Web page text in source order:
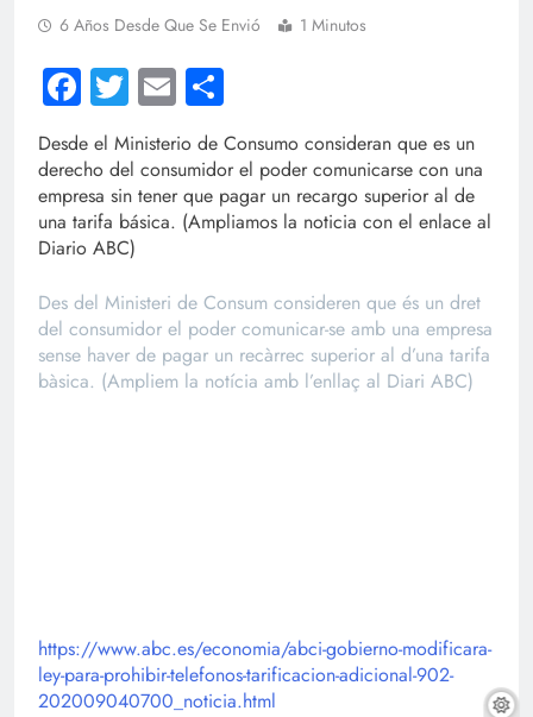
6 Años Desde Que Se Envió 1 Minutos
Facebook
Twitter
Email
Desde el Ministerio de Consumo consideran que es un
derecho del consumidor el poder comunicarse con una
empresa sin tener que pagar un recargo superior al de
una tarifa básica. (Ampliamos la noticia con el enlace al
Diario ABC)
Des del Ministeri de Consum consideren que és un dret
del consumidor el poder comunicar-se amb una empresa
sense haver de pagar un recàrrec superior al d’una tarifa
bàsica. (Ampliem la notícia amb l’enllaç al Diari ABC)
https://www.abc.es/economia/abci-gobierno-modificara-
ley-para-prohibir-telefonos-tarificacion-adicional-902-
202009040700_noticia.html